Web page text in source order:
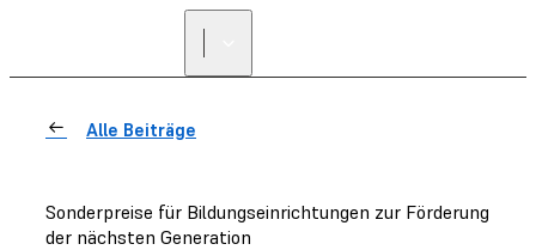
Alle Beiträge
Sonderpreise für Bildungseinrichtungen zur Förderung
der nächsten Generation